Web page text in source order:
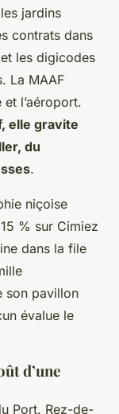
jardins
contrats dans
les digicodes
La MAAF
l’aéroport.
elle gravite
du
.
niçoise
% sur Cimiez
dans la file
son pavillon
évalue le
d’une
Port. Rez-de-